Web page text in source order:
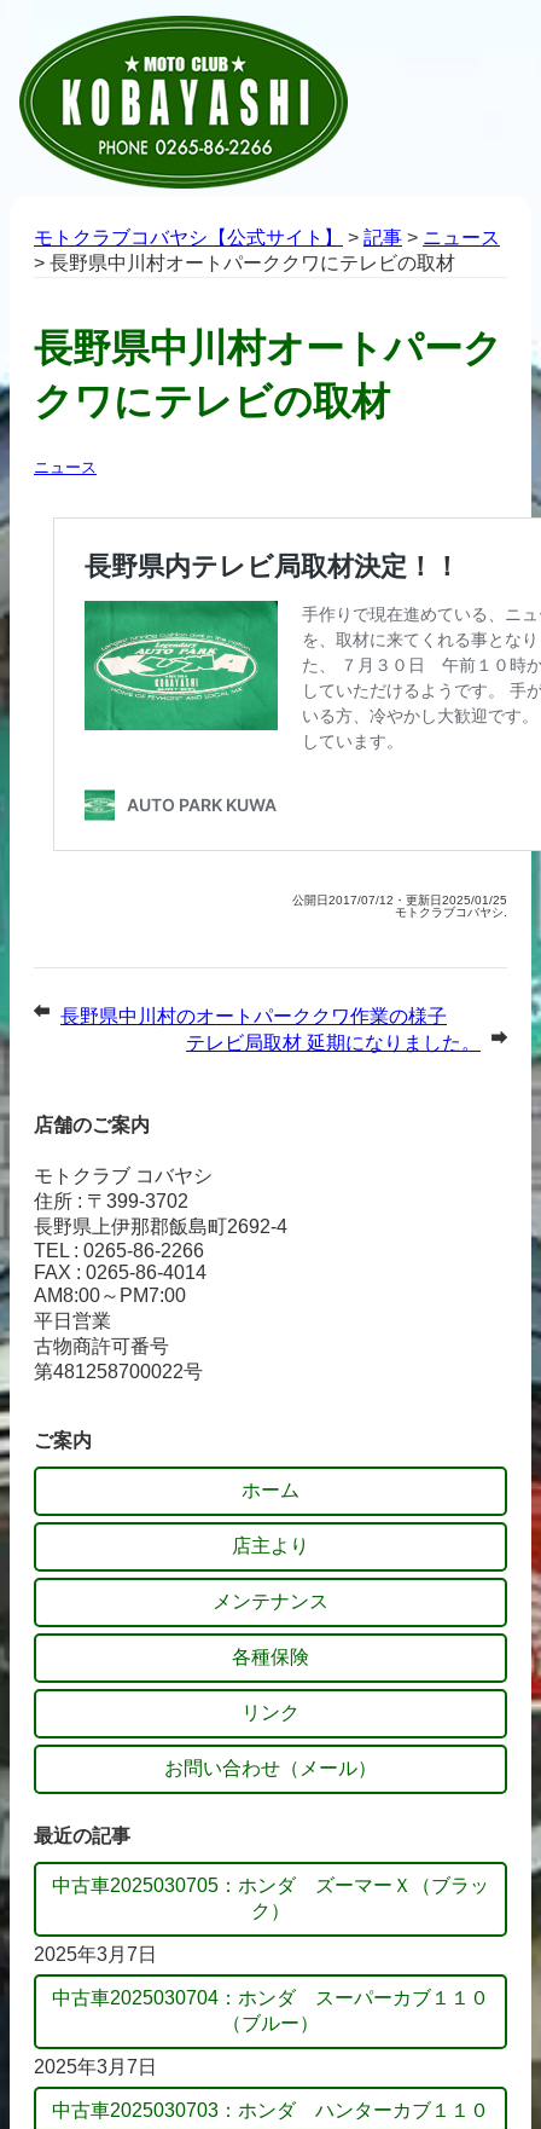
モトクラブコバヤシ【公式サイト】 > 記事 > ニュース
> 長野県中川村オートパーククワにテレビの取材
長野県中川村オートパーク
クワにテレビの取材
ニュース
公開日2017/07/12・更新日2025/01/25
モトクラブコバヤシ.
長野県中川村のオートパーククワ作業の様子
テレビ局取材 延期になりました。
店舗のご案内
モトクラブ コバヤシ
住所 : 〒399-3702
長野県上伊那郡飯島町2692-4
TEL : 0265-86-2266
FAX : 0265-86-4014
AM8:00～PM7:00
平日営業
古物商許可番号
第481258700022号
ご案内
ホーム
店主より
メンテナンス
各種保険
リンク
お問い合わせ（メール）
最近の記事
中古車2025030705：ホンダ ズーマーＸ（ブラッ
ク）
2025年3月7日
中古車2025030704：ホンダ スーパーカブ１１０
（ブルー）
2025年3月7日
中古車2025030703：ホンダ ハンターカブ１１０